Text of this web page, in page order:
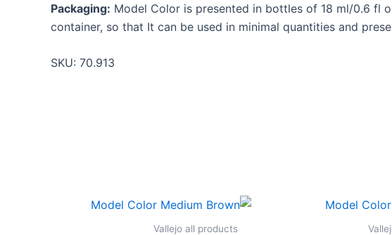
Packaging: Model Color is presented in bottles of 18 ml/0.6 fl
container, so that It can be used in minimal quantities and
SKU: 70.913
Vallejo all products